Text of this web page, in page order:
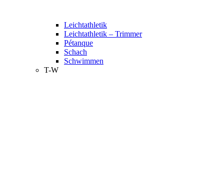
Leichtathletik
Leichtathletik – Trimmer
Pétanque
Schach
Schwimmen
T-W